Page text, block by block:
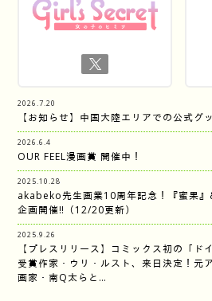
2026.7.20
【お知らせ】中国大陸エリアでの公式グ
2026.6.4
OUR FEEL漫画賞 開催中！
2025.10.28
akabeko先生画業10周年記念！『蜜果』
企画開催‼︎（12/20更新）
2025.9.26
【プレスリリース】コミックス初の「ド
受賞作家・ウリ・ルスト、来日決定！元
画家・南Q太らと…